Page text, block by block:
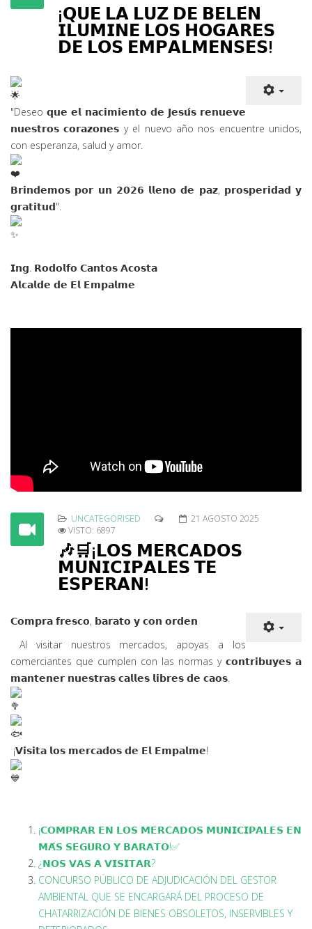
¡𝗤𝗨𝗘 𝗟𝗔 𝗟𝗨𝗭 𝗗𝗘 𝗕𝗘𝗟𝗘́𝗡
𝗜𝗟𝗨𝗠𝗜𝗡𝗘 𝗟𝗢𝗦 𝗛𝗢𝗚𝗔𝗥𝗘𝗦
𝗗𝗘 𝗟𝗢𝗦 𝗘𝗠𝗣𝗔𝗟𝗠𝗘𝗡𝗦𝗘𝗦!
"Deseo 𝗾𝘂𝗲 𝗲𝗹 𝗻𝗮𝗰𝗶𝗺𝗶𝗲𝗻𝘁𝗼 𝗱𝗲 𝗝𝗲𝘀𝘂́𝘀 𝗿𝗲𝗻𝘂𝗲𝘃𝗲
𝗻𝘂𝗲𝘀𝘁𝗿𝗼𝘀 𝗰𝗼𝗿𝗮𝘇𝗼𝗻𝗲𝘀 y el nuevo año nos encuentre unidos,
con esperanza, salud y amor.
𝗕𝗿𝗶𝗻𝗱𝗲𝗺𝗼𝘀 𝗽𝗼𝗿 𝘂𝗻 𝟮𝟬𝟮𝟲 𝗹𝗹𝗲𝗻𝗼 𝗱𝗲 𝗽𝗮𝘇, 𝗽𝗿𝗼𝘀𝗽𝗲𝗿𝗶𝗱𝗮𝗱 𝘆
𝗴𝗿𝗮𝘁𝗶𝘁𝘂𝗱".
𝗜𝗻𝗴. 𝗥𝗼𝗱𝗼𝗹𝗳𝗼 𝗖𝗮𝗻𝘁𝗼𝘀 𝗔𝗰𝗼𝘀𝘁𝗮
𝗔𝗹𝗰𝗮𝗹𝗱𝗲 𝗱𝗲 𝗘𝗹 𝗘𝗺𝗽𝗮𝗹𝗺𝗲
UNCATEGORISED
21 AGOSTO 2025
VISTO: 6897
🎶🛒¡𝗟𝗢𝗦 𝗠𝗘𝗥𝗖𝗔𝗗𝗢𝗦
𝗠𝗨𝗡𝗜𝗖𝗜𝗣𝗔𝗟𝗘𝗦 𝗧𝗘
𝗘𝗦𝗣𝗘𝗥𝗔𝗡!
𝗖𝗼𝗺𝗽𝗿𝗮 𝗳𝗿𝗲𝘀𝗰𝗼, 𝗯𝗮𝗿𝗮𝘁𝗼 𝘆 𝗰𝗼𝗻 𝗼𝗿𝗱𝗲𝗻
Al visitar nuestros mercados, apoyas a los
comerciantes que cumplen con las normas y 𝗰𝗼𝗻𝘁𝗿𝗶𝗯𝘂𝘆𝗲𝘀 𝗮
𝗺𝗮𝗻𝘁𝗲𝗻𝗲𝗿 𝗻𝘂𝗲𝘀𝘁𝗿𝗮𝘀 𝗰𝗮𝗹𝗹𝗲𝘀 𝗹𝗶𝗯𝗿𝗲𝘀 𝗱𝗲 𝗰𝗮𝗼𝘀.
¡𝗩𝗶𝘀𝗶𝘁𝗮 𝗹𝗼𝘀 𝗺𝗲𝗿𝗰𝗮𝗱𝗼𝘀 𝗱𝗲 𝗘𝗹 𝗘𝗺𝗽𝗮𝗹𝗺𝗲!
¡𝗖𝗢𝗠𝗣𝗥𝗔𝗥 𝗘𝗡 𝗟𝗢𝗦 𝗠𝗘𝗥𝗖𝗔𝗗𝗢𝗦 𝗠𝗨𝗡𝗜𝗖𝗜𝗣𝗔𝗟𝗘𝗦 𝗘𝗡
𝗠𝗔́𝗦 𝗦𝗘𝗚𝗨𝗥𝗢 𝗬 𝗕𝗔𝗥𝗔𝗧𝗢!✅
¿𝗡𝗢𝗦 𝗩𝗔𝗦 𝗔 𝗩𝗜𝗦𝗜𝗧𝗔𝗥?
CONCURSO PÚBLICO DE ADJUDICACIÓN DEL GESTOR
AMBIENTAL QUE SE ENCARGARÁ DEL PROCESO DE
CHATARRIZACIÓN DE BIENES OBSOLETOS, INSERVIBLES Y